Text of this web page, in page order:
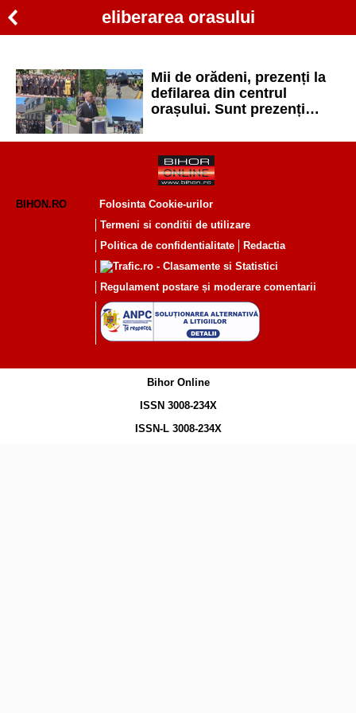
eliberarea orasului
Mii de orădeni, prezenți la
defilarea din centrul
orașului. Sunt prezenți
Crin Antonescu
BIHON.RO
Folosinta Cookie-urilor
Termeni si conditii de utilizare
Politica de confidentialitate
Redactia
Regulament postare și moderare comentarii
Bihor Online
ISSN 3008-234X
ISSN-L 3008-234X